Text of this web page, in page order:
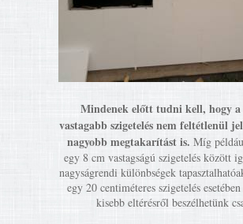
Mindenek előtt tudni kell, hogy a
vastagabb szigetelés nem feltétlenül
nagyobb megtakarítást is. Míg
egy 8 cm vastagságú szigetelés között
nagyságrendi különbségek
egy 20 centiméteres szigetelés
kisebb eltérésről beszélhetünk